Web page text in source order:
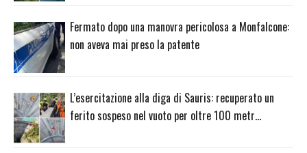
Fermato dopo una manovra pericolosa a Monfalcone:
non aveva mai preso la patente
L’esercitazione alla diga di Sauris: recuperato un
ferito sospeso nel vuoto per oltre 100 metr…